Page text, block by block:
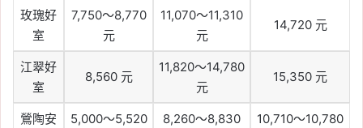
玫瑰好
室
7,750～8,770
元
11,070～11,310
元
14,720 元
江翠好
室
8,560 元
11,820～14,780
元
15,350 元
鶯陶安
5,000～5,520
8,260～8,830
10,710～10,780